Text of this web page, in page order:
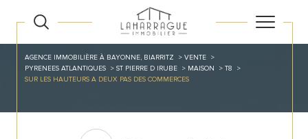
AGENCE IMMOBILIÈRE À BAYONNE, BIARRITZ
VENTE
PYRENEES ATLANTIQUES
ST PIERRE D IRUBE MAISON
T8
SUR LES HAUTEURS A DEUX PAS DES COMMERCES